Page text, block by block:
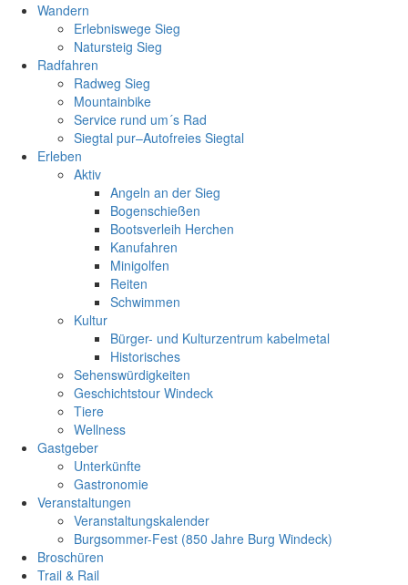
Wandern
Erlebniswege Sieg
Natursteig Sieg
Radfahren
Radweg Sieg
Mountainbike
Service rund um´s Rad
Siegtal pur–Autofreies Siegtal
Erleben
Aktiv
Angeln an der Sieg
Bogenschießen
Bootsverleih Herchen
Kanufahren
Minigolfen
Reiten
Schwimmen
Kultur
Bürger- und Kulturzentrum kabelmetal
Historisches
Sehenswürdigkeiten
Geschichtstour Windeck
Tiere
Wellness
Gastgeber
Unterkünfte
Gastronomie
Veranstaltungen
Veranstaltungskalender
Burgsommer-Fest (850 Jahre Burg Windeck)
Broschüren
Trail & Rail